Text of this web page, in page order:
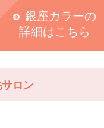
銀座カラーの
詳細はこちら
ロン